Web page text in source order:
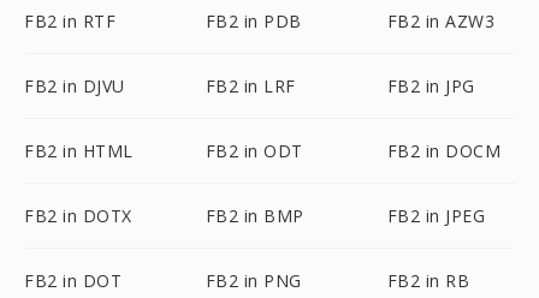
FB2 in RTF FB2 in PDB FB2 in AZW3
FB2 in DJVU FB2 in LRF FB2 in JPG
FB2 in HTML FB2 in ODT FB2 in DOCM
FB2 in DOTX FB2 in BMP FB2 in JPEG
FB2 in DOT FB2 in PNG FB2 in RB